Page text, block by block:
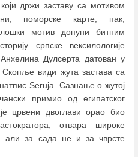
држи заставу са мотивом
поморске карте, пак,
мотив допуни битним
српске вексилологије
Дулсерта датован у
види жута застава са
Seruja. Сазнање о жутој
примио од египатског
црвени двоглави орао био
отвара широке
али за сада не и за чврсте